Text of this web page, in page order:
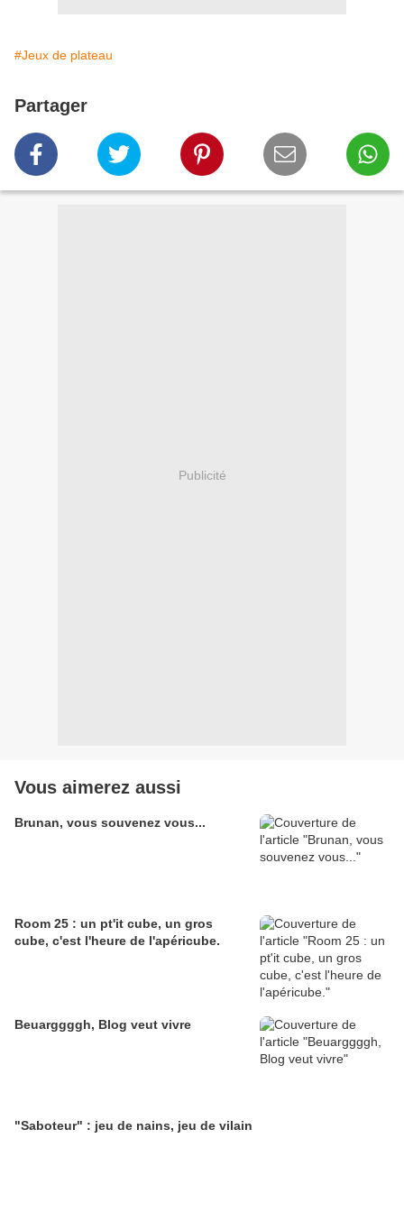
#Jeux de plateau
Partager
Publicité
Vous aimerez aussi
Brunan, vous souvenez vous...
Room 25 : un pt'it cube, un gros
cube, c'est l'heure de l'apéricube.
Beuarggggh, Blog veut vivre
"Saboteur" : jeu de nains, jeu de vilain